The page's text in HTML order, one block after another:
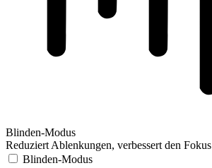
Blinden-Modus
Reduziert Ablenkungen, verbessert den Fokus
Blinden-Modus